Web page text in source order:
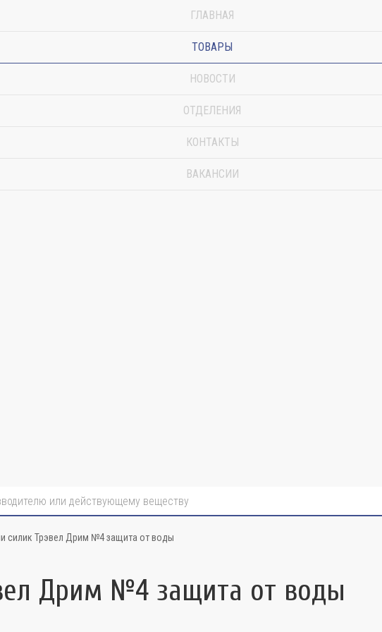
ГЛАВНАЯ
ТОВАРЫ
НОВОСТИ
ОТДЕЛЕНИЯ
КОНТАКТЫ
ВАКАНСИИ
силик Трэвел Дрим №4 защита от воды
Дрим №4 защита от воды